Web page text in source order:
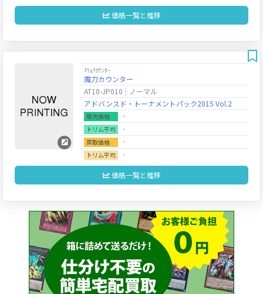
価格一覧と推移
ﾏﾘｮｸｶｳﾝﾀｰ
魔力カウンター
AT10-JP010
ノーマル
アドバンスド・トーナメントパック2015 Vol.2
販売価格 ‐
トリム平均 ‐
買取価格 ‐
トリム平均 ‐
価格一覧と推移